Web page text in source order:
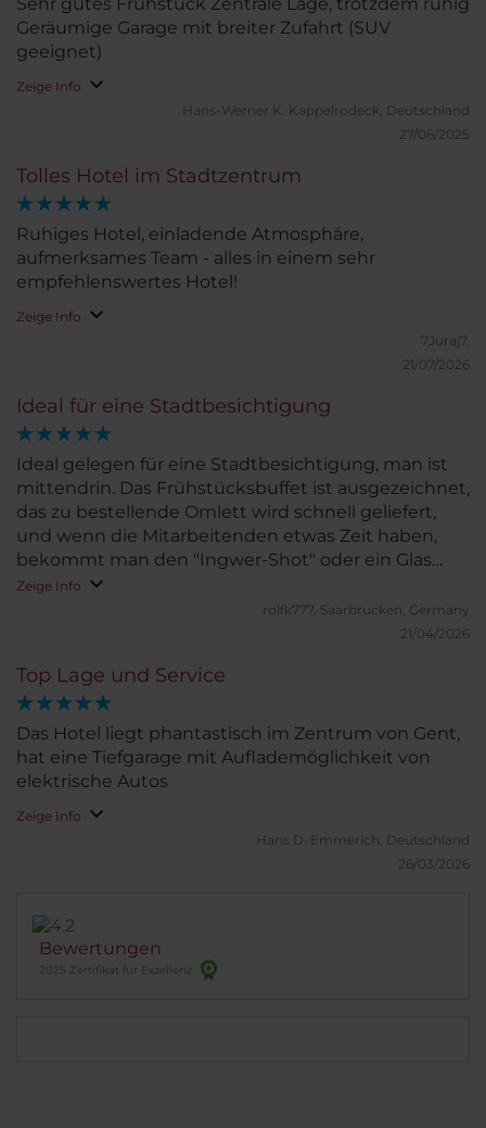
Tolles Hotel im Stadtzentrum
Ruhiges Hotel, einladende Atmosphäre,
aufmerksames Team - alles in einem sehr
empfehlenswertes Hotel!
Zeige Info
7Juraj7.
21/07/2026
Ideal für eine Stadtbesichtigung
Ideal gelegen für eine Stadtbesichtigung, man ist
mittendrin. Das Frühstücksbuffet ist ausgezeichnet,
das zu bestellende Omlett wird schnell geliefert,
und wenn die Mitarbeitenden etwas Zeit haben,
bekommt man den "Ingwer-Shot" oder ein Glas
Sekt sogar am Tisch angeboten. Schöne Blumen
begrüßen die Gäste am Eingang, die Aufzüge
Zimmer mit einem tollen Bad und einer
Regendusche, die ich so noch nicht erlebt habe.
Wenn man bei zwei Übernachtungen auf die
Reinigung verzichtet, erhält man ein kostenloses
Getränk an der Bar, die sehr schön ist, um einen
großzügige Parkhaus. Da haben auch große PKWs
Platz, allerdings mit 30 Euro/24 Std nicht billig, aber
dorthin, so wie man bei der
Reservierungsbestätigung informiert wurde.
Zeige Info
rolfk777. Saarbrucken, Germany
21/04/2026
Top Lage und Service
Das Hotel liegt phantastisch im Zentrum von Gent,
hat eine Tiefgarage mit Auflademöglichkeit von
elektrische Autos
Zeige Info
Hans D. Emmerich, Deutschland
26/03/2026
Geräumige Garage mit breiter Zufahrt (SUV
geeignet)
Zeige Info
Hans-Werner K. Kappelrodeck, Deutschland
27/06/2025
Bewertungen
2025 Zertifikat für Exzellenz